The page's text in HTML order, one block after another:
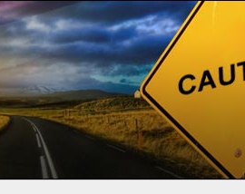
InstaForex的PAMM系统